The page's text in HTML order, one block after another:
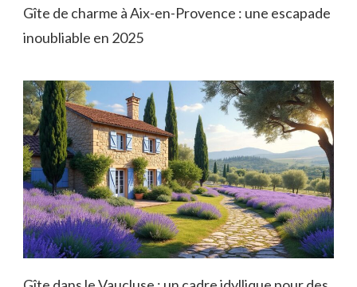
Gîte de charme à Aix-en-Provence : une escapade
inoubliable en 2025